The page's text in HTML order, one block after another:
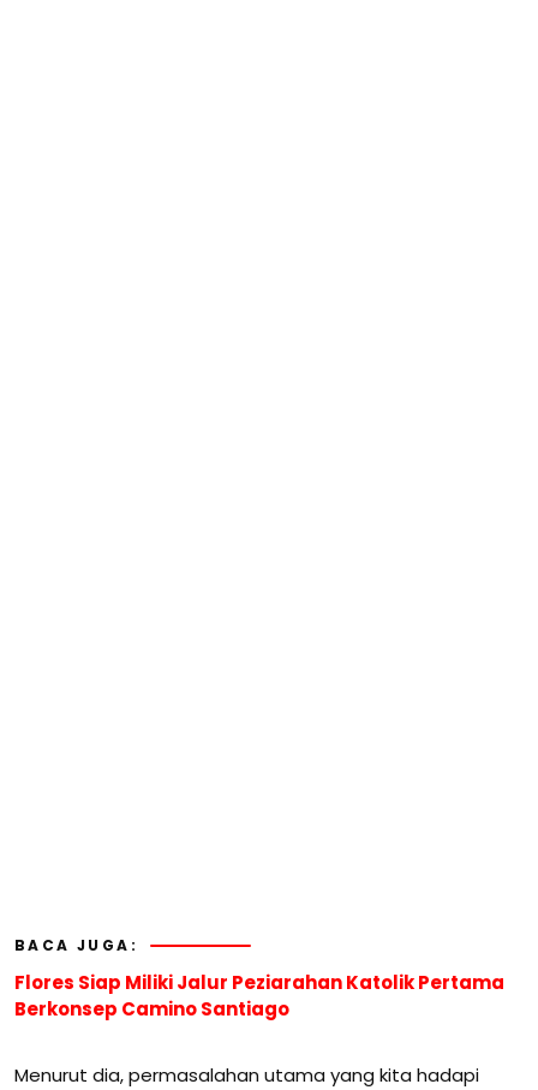
BACA JUGA:
Flores Siap Miliki Jalur Peziarahan Katolik Pertama
Berkonsep Camino Santiago
Menurut dia, permasalahan utama yang kita hadapi